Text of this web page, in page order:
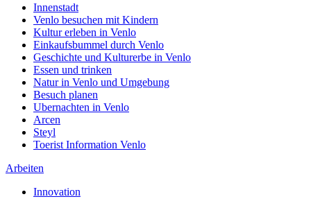
Innenstadt
Venlo besuchen mit Kindern
Kultur erleben in Venlo
Einkaufsbummel durch Venlo
Geschichte und Kulturerbe in Venlo
Essen und trinken
Natur in Venlo und Umgebung
Besuch planen
Ubernachten in Venlo
Arcen
Steyl
Toerist Information Venlo
Arbeiten
Innovation